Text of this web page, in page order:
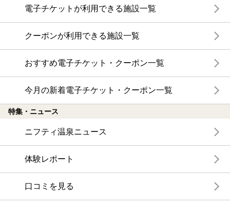
電子チケットが利用できる施設一覧
クーポンが利用できる施設一覧
おすすめ電子チケット・クーポン一覧
今月の新着電子チケット・クーポン一覧
特集・ニュース
ニフティ温泉ニュース
体験レポート
口コミを見る